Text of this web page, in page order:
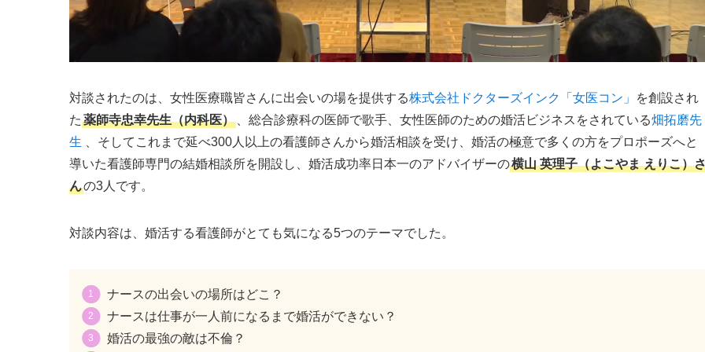
対談されたのは、女性医療職皆さんに出会いの場を提供する株式会社ドクターズインク「女医コン」
を創設され
た 薬師寺忠幸先生（内科医） 、総合診療科の医師で歌手、女性医師のための婚活ビジネスをされている畑拓磨先
生 、そしてこれまで延べ300人以上の看護師さんから婚活相談を受け、婚活の極意で多くの方をプロポーズへと
導いた看護師専門の結婚相談所を開設し、婚活成功率日本一のアドバイザーの横山 英理子（よこやま えりこ）
んの3人です。
対談内容は、婚活する看護師がとても気になる5つのテーマでした。
ナースの出会いの場所はどこ？
ナースは仕事が一人前になるまで婚活ができない？
婚活の最強の敵は不倫？